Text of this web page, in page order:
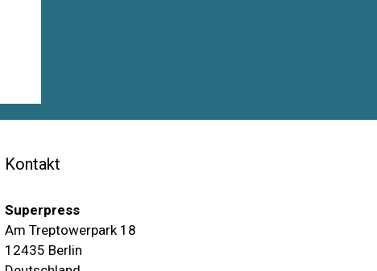
Kontakt
Superpress
Am Treptowerpark 18
12435 Berlin